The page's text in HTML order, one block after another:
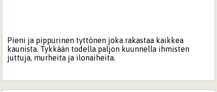
Pieni ja pippurinen tyttönen joka rakastaa kaikkea
kaunista. Tykkään todella paljon kuunnella ihmisten
juttuja, murheita ja ilonaiheita.